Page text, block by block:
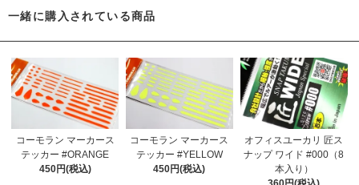
一緒に購入されている商品
コーモラン マーカース
テッカー #ORANGE
450円(税込)
コーモラン マーカース
テッカー #YELLOW
450円(税込)
オフィスユーカリ 匠ス
ナップ ワイド #000（8
本入り）